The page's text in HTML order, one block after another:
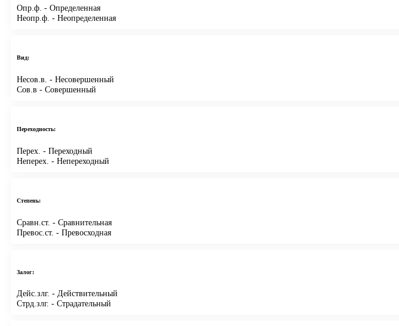
Опр.ф. - Определенная
Неопр.ф. - Неопределенная
Вид:
Несов.в. - Несовершенный
Сов.в - Совершенный
Переходность:
Перех. - Переходный
Неперех. - Непереходный
Степень:
Сравн.ст. - Сравнительная
Превос.ст. - Превосходная
Залог:
Дейс.злг. - Действительный
Стрд.злг. - Страдательный